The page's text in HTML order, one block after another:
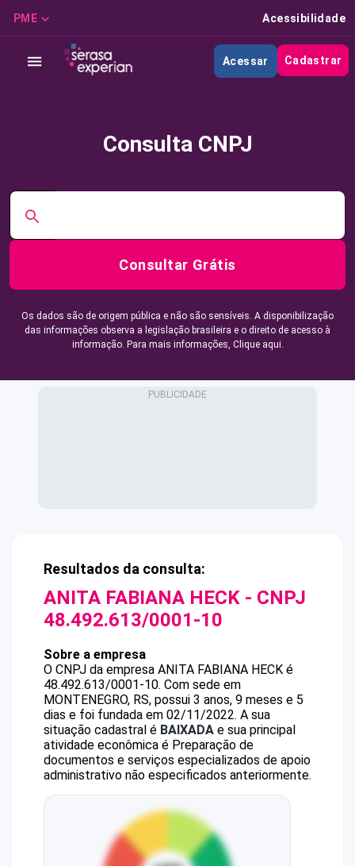
PME Acessibilidade
Acessar Cadastrar
Consulta CNPJ
Consultar Grátis
Os dados são de origem pública e não são sensíveis. A disponibilização
das informações observa a legislação brasileira e o direito de acesso à
informação. Para mais informações, Clique aqui.
Resultados da consulta:
ANITA FABIANA HECK - CNPJ
48.492.613/0001-10
Sobre a empresa
O CNPJ da empresa ANITA FABIANA HECK é
48.492.613/0001-10. Com sede em
MONTENEGRO, RS, possui 3 anos, 9 meses e 5
dias e foi fundada em 02/11/2022. A sua
situação cadastral é BAIXADA e sua principal
atividade econômica é Preparação de
documentos e serviços especializados de apoio
administrativo não especificados anteriormente.